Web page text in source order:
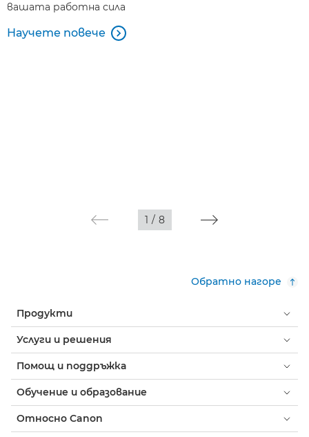
вашaта работна сила
Научете повече 
1 / 8
Обратно нагоре
Продукти
Услуги и решения
Помощ и поддръжка
Обучение и образование
Относно Canon